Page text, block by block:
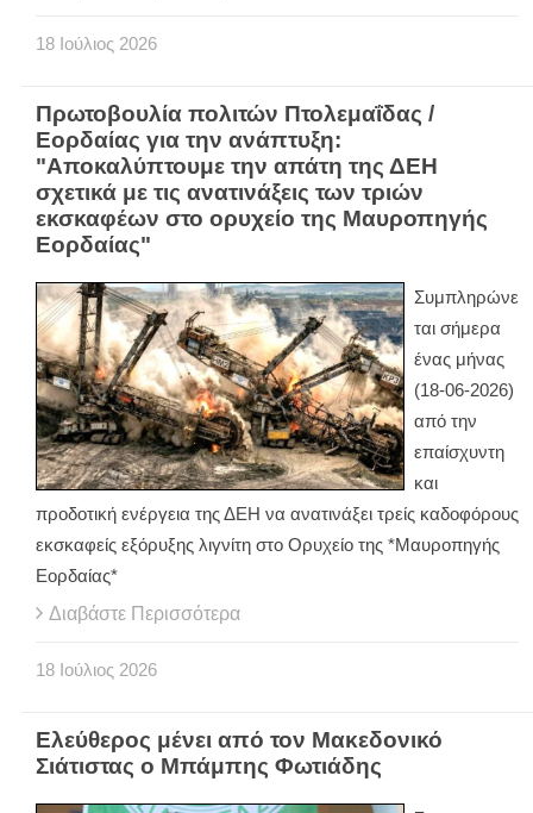
18 Ιούλιος 2026
Πρωτοβουλία πολιτών Πτολεμαΐδας /
Εορδαίας για την ανάπτυξη:
"Aποκαλύπτουμε την απάτη της ΔΕΗ
σχετικά με τις ανατινάξεις των τριών
εκσκαφέων στο ορυχείο της Μαυροπηγής
Εορδαίας"
Συμπληρώνε
ται σήμερα
ένας μήνας
(18-06-2026)
από την
επαίσχυντη
και
προδοτική ενέργεια της ΔΕΗ να ανατινάξει τρείς καδοφόρους
εκσκαφείς εξόρυξης λιγνίτη στο Ορυχείο της *Μαυροπηγής
Εορδαίας*
Διαβάστε Περισσότερα
18 Ιούλιος 2026
Ελεύθερος μένει από τον Μακεδονικό
Σιάτιστας ο Μπάμπης Φωτιάδης